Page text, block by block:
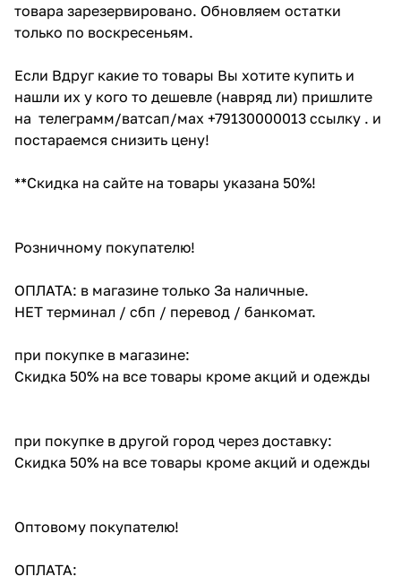
товара зарезервировано. Обновляем остатки
только по воскресеньям.
Если Вдруг какие то товары Вы хотите купить и
нашли их у кого то дешевле (навряд ли) пришлите
на телеграмм/ватсап/мах +79130000013 ссылку . и
постараемся снизить цену!
**Скидка на сайте на товары указана 50%!
Розничному покупателю!
ОПЛАТА: в магазине только За наличные.
НЕТ терминал / сбп / перевод / банкомат.
при покупке в магазине:
Скидка 50% на все товары кроме акций и одежды
при покупке в другой город через доставку:
Скидка 50% на все товары кроме акций и одежды
Оптовому покупателю!
ОПЛАТА: